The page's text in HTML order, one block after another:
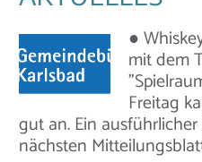
●
mit dem
Freitag
gut an. Ein
nächsten